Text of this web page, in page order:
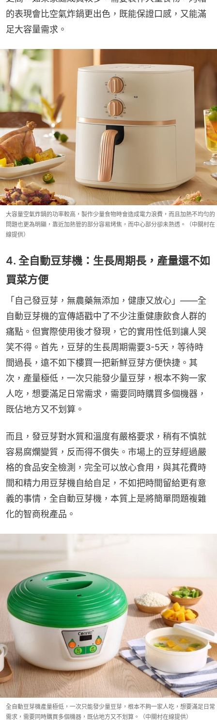
的表現會比空氣炸鍋更出色，既能保證口感，又能滿
足大容量需求。
大容量空氣炸鍋的功率較高，製作少量食物時會造成電力浪費，而且加熱不均勻的
問題也更為明顯，靠近加熱管的部分容易烤焦，而中心部分卻未熟透。（中關村在
線提供）
4. 全自動豆芽機：生長周期長，產量還不如
買菜方便
「自己發豆芽，無農藥無添加，健康又放心」——全
自動豆芽機的宣傳語戳中了不少注重健康飲食人群的
痛點。但實際使用後才發現，它的實用性低到讓人哭
笑不得。首先，豆芽的生長周期需要3-5天，等待時
間過長，遠不如下樓買一把新鮮豆芽方便快捷。其
次，產量極低，一次只能發少量豆芽，根本不夠一家
人吃，想要滿足日常需求，需要同時購買多個機器，
既佔地方又不划算。
而且，發豆芽對水質和溫度有嚴格要求，稍有不慎就
容易腐爛變質，反而得不償失。市場上的豆芽經過嚴
格的食品安全檢測，完全可以放心食用，與其花費時
間和精力用豆芽機自給自足，不如把時間留給更有意
義的事情，全自動豆芽機，本質上是將簡單問題複雜
化的智商稅產品。
全自動豆芽機產量極低，一次只能發少量豆芽，根本不夠一家人吃，想要滿足日常
需求，需要同時購買多個機器，既佔地方又不划算。（中關村在線提供）